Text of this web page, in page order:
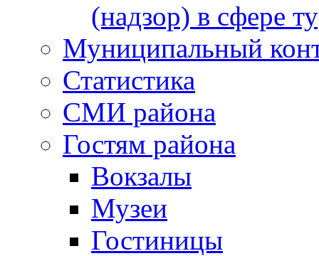
(надзор) в сфере
Муниципальный
Статистика
СМИ района
Гостям района
Вокзалы
Музеи
Гостиницы